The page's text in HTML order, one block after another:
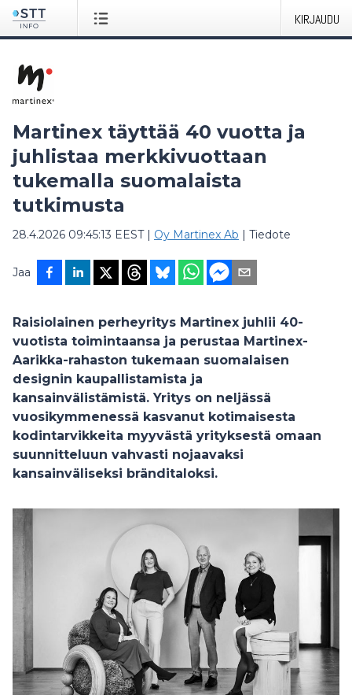
KIRJAUDU
Martinex täyttää 40 vuotta ja
juhlistaa merkkivuottaan
tukemalla suomalaista
tutkimusta
28.4.2026 09:45:13 EEST| Oy Martinex Ab | Tiedote
Jaa
Raisiolainen perheyritys Martinex juhlii 40-
vuotista toimintaansa ja perustaa Martinex-
Aarikka-rahaston tukemaan suomalaisen
designin kaupallistamista ja
kansainvälistämistä. Yritys on neljässä
vuosikymmenessä kasvanut kotimaisesta
kodintarvikkeita myyvästä yrityksestä omaan
suunnitteluun vahvasti nojaavaksi
kansainväliseksi bränditaloksi.